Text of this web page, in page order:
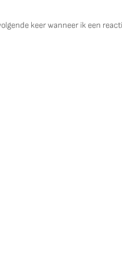
keer wanneer ik een